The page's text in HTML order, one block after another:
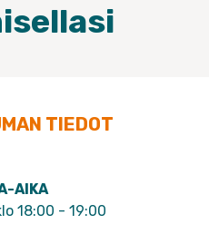
TIEDOT
AIKA
18:00 - 19:00